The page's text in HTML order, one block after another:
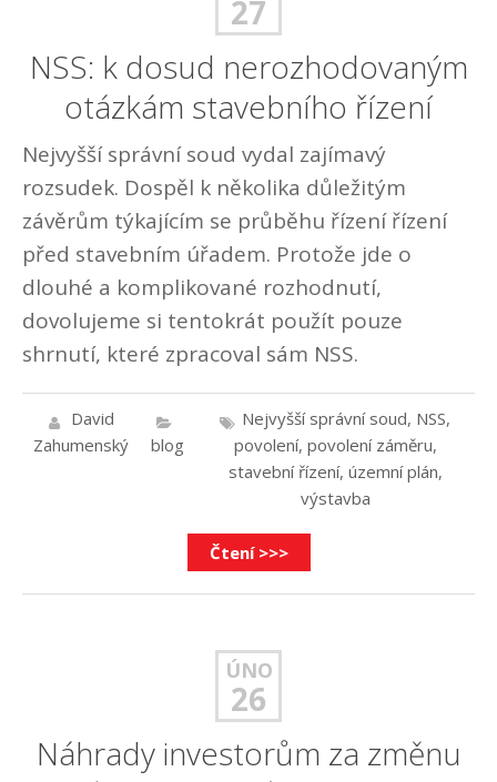
27
NSS: k dosud nerozhodovaným
otázkám stavebního řízení
Nejvyšší správní soud vydal zajímavý
rozsudek. Dospěl k několika důležitým
závěrům týkajícím se průběhu řízení řízení
před stavebním úřadem. Protože jde o
dlouhé a komplikované rozhodnutí,
dovolujeme si tentokrát použít pouze
shrnutí, které zpracoval sám NSS.
David
Zahumenský
blog
Nejvyšší správní soud, NSS,
povolení, povolení záměru,
stavební řízení, územní plán,
výstavba
Čtení >>>
ÚNO
26
Náhrady investorům za změnu